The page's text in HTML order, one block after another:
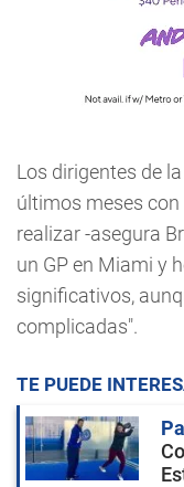
Los dirigentes de
últimos meses
realizar -asegura
un GP en Miami y
significativos,
complicadas".
TE PUEDE